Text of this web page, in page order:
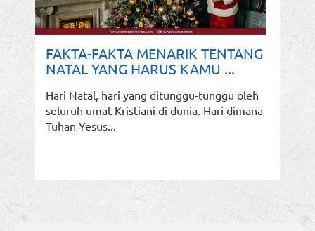
FAKTA-FAKTA MENARIK TENTANG
NATAL YANG HARUS KAMU ...
Hari Natal, hari yang ditunggu-tunggu oleh
seluruh umat Kristiani di dunia. Hari dimana
Tuhan Yesus...